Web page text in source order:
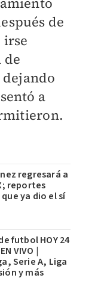
de
irse
de
a
regresará a
reportes
ya dio el sí
futbol HOY 24
VIVO |
Serie A, Liga
y más